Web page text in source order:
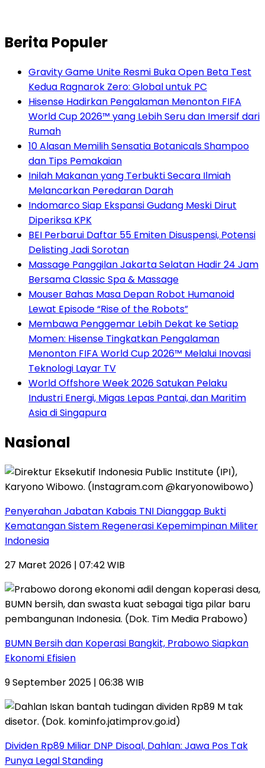
Berita Populer
Gravity Game Unite Resmi Buka Open Beta Test
Kedua Ragnarok Zero: Global untuk PC
Hisense Hadirkan Pengalaman Menonton FIFA
World Cup 2026™ yang Lebih Seru dan Imersif dari
Rumah
10 Alasan Memilih Sensatia Botanicals Shampoo
dan Tips Pemakaian
Inilah Makanan yang Terbukti Secara Ilmiah
Melancarkan Peredaran Darah
Indomarco Siap Ekspansi Gudang Meski Dirut
Diperiksa KPK
BEI Perbarui Daftar 55 Emiten Disuspensi, Potensi
Delisting Jadi Sorotan
Massage Panggilan Jakarta Selatan Hadir 24 Jam
Bersama Classic Spa & Massage
Mouser Bahas Masa Depan Robot Humanoid
Lewat Episode “Rise of the Robots”
Membawa Penggemar Lebih Dekat ke Setiap
Momen: Hisense Tingkatkan Pengalaman
Menonton FIFA World Cup 2026™ Melalui Inovasi
Teknologi Layar TV
World Offshore Week 2026 Satukan Pelaku
Industri Energi, Migas Lepas Pantai, dan Maritim
Asia di Singapura
Nasional
Penyerahan Jabatan Kabais TNI Dianggap Bukti
Kematangan Sistem Regenerasi Kepemimpinan Militer
Indonesia
27 Maret 2026 | 07:42 WIB
BUMN Bersih dan Koperasi Bangkit, Prabowo Siapkan
Ekonomi Efisien
9 September 2025 | 06:38 WIB
Dividen Rp89 Miliar DNP Disoal, Dahlan: Jawa Pos Tak
Punya Legal Standing